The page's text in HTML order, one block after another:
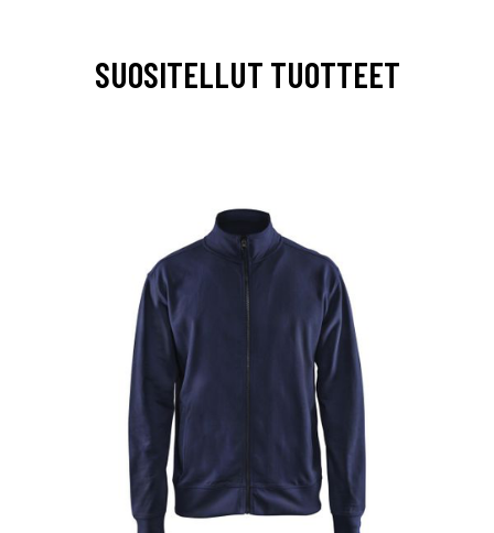
SUOSITELLUT TUOTTEET